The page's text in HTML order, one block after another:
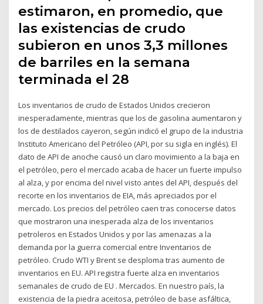
estimaron, en promedio, que
las existencias de crudo
subieron en unos 3,3 millones
de barriles en la semana
terminada el 28
Los inventarios de crudo de Estados Unidos crecieron
inesperadamente, mientras que los de gasolina aumentaron y
los de destilados cayeron, según indicó el grupo de la industria
Instituto Americano del Petróleo (API, por su sigla en inglés). El
dato de API de anoche causó un claro movimiento a la baja en
el petróleo, pero el mercado acaba de hacer un fuerte impulso
al alza, y por encima del nivel visto antes del API, después del
recorte en los inventarios de EIA, más apreciados por el
mercado. Los precios del petróleo caen tras conocerse datos
que mostraron una inesperada alza de los inventarios
petroleros en Estados Unidos y por las amenazas a la
demanda por la guerra comercial entre Inventarios de
petróleo. Crudo WTI y Brent se desploma tras aumento de
inventarios en EU. API registra fuerte alza en inventarios
semanales de crudo de EU . Mercados. En nuestro país, la
existencia de la piedra aceitosa, petróleo de base asfáltica,